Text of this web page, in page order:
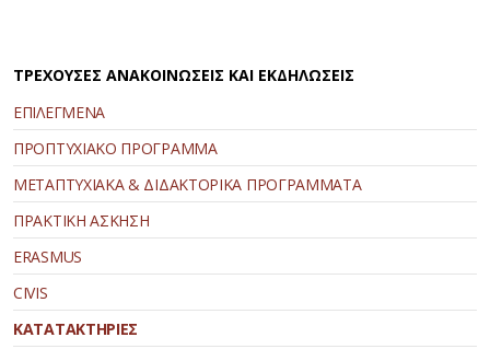
ΤΡΕΧΟΥΣΕΣ ΑΝΑΚΟΙΝΩΣΕΙΣ ΚΑΙ ΕΚΔΗΛΩΣΕΙΣ
ΕΠΙΛΕΓΜΕΝΑ
ΠΡΟΠΤΥΧΙΑΚΟ ΠΡΟΓΡΑΜΜΑ
ΜΕΤΑΠΤΥΧΙΑΚΑ & ΔΙΔΑΚΤΟΡΙΚΑ ΠΡΟΓΡΑΜΜΑΤΑ
ΠΡΑΚΤΙΚΗ ΑΣΚΗΣΗ
ERASMUS
CIVIS
ΚΑΤΑΤΑΚΤΗΡΙΕΣ